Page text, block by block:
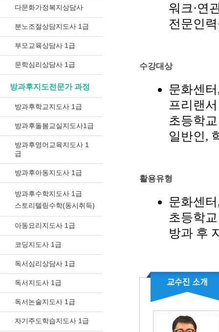
다문화가정복지상담사
분노조절상담지도사 1급
부모교육상담사 1급
문학심리상담사 1급
방과후지도전문가 과정
방과후학교지도사 1급
방과후돌봄교실지도사1급
방과후영어교육지도사 1
급
방과후아동지도사 1급
방과후수학지도사 1급
스토리텔링수학(동시취득)
아동요리지도사 1급
코딩지도사 1급
독서심리상담사 1급
독서지도사 1급
독서논술지도사 1급
자기주도학습지도사 1급
워크·연
전문인
수강대상
문화센
프리랜
초등학
일반인,
활용유형
문화센
초등학
방과 후